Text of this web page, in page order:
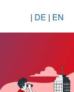
| DE | EN